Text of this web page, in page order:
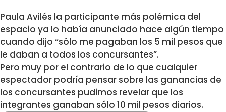
Paula Avilés la participante más polémica del
espacio ya lo había anunciado hace algún tiempo
cuando dijo “sólo me pagaban los 5 mil pesos que
le daban a todos los concursantes”.
Pero muy por el contrario de lo que cualquier
espectador podría pensar sobre las ganancias de
los concursantes pudimos revelar que los
integrantes ganaban sólo 10 mil pesos diarios.